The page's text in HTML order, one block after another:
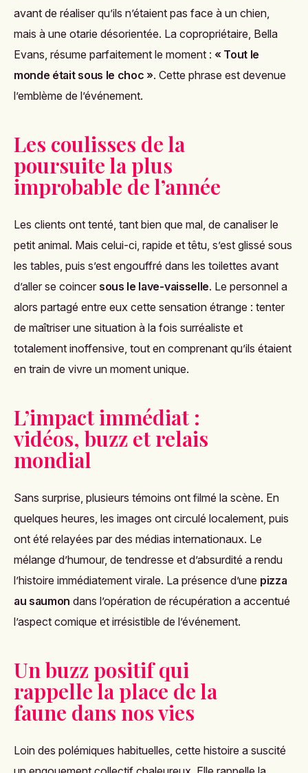
avant de réaliser qu’ils n’étaient pas face à un chien,
mais à une otarie désorientée. La copropriétaire, Bella
Evans, résume parfaitement le moment : « Tout le
monde était sous le choc ». Cette phrase est devenue
l’emblème de l’événement.
Les coulisses de la
poursuite la plus
improbable de l’année
Les clients ont tenté, tant bien que mal, de canaliser le
petit animal. Mais celui-ci, rapide et têtu, s’est glissé sous
les tables, puis s’est engouffré dans les toilettes avant
d’aller se coincer sous le lave-vaisselle. Le personnel a
alors partagé entre eux cette sensation étrange : tenter
de maîtriser une situation à la fois surréaliste et
totalement inoffensive, tout en comprenant qu’ils étaient
en train de vivre un moment unique.
L’impact immédiat :
vidéos, buzz et relais
mondial
Sans surprise, plusieurs témoins ont filmé la scène. En
quelques heures, les images ont circulé localement, puis
ont été relayées par des médias internationaux. Le
mélange d’humour, de tendresse et d’absurdité a rendu
l’histoire immédiatement virale. La présence d’une pizza
au saumon dans l’opération de récupération a accentué
l’aspect comique et irrésistible de l’événement.
Un buzz positif qui
rappelle la place de la
faune dans nos vies
Loin des polémiques habituelles, cette histoire a suscité